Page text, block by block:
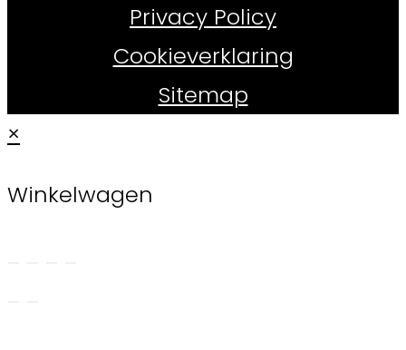
Privacy Policy
Cookieverklaring
Sitemap
×
Winkelwagen